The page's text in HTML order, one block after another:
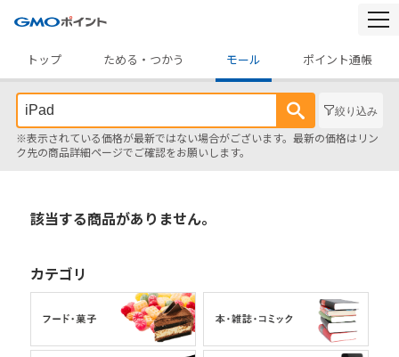
トップ
ためる・つかう モール ポイント通帳
絞り込み
※表示されている価格が最新ではない場合がございます。最新の価格はリン
ク先の商品詳細ページでご確認をお願いします。
該当する商品がありません。
カテゴリ